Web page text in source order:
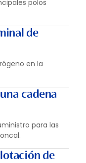
polos
de
en la
cadena
para las
de